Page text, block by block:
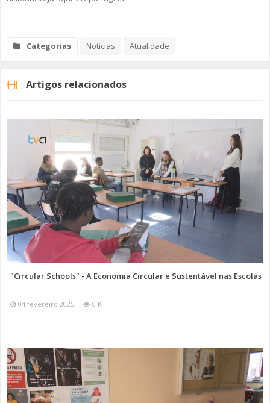
ENCONTROS IMAGINÁRIOS
AMADORA LIGA À RESILIÊNCIA
(RE) PENSAMENTOS
ECOMOVE-TE
HISTÓRIAS DE ABRIL
Categorias Noticias Atualidade
Artigos relacionados
"Circular Schools" - A Economia Circular e Sustentável nas Escolas
04 fevereiro 2025 0 K